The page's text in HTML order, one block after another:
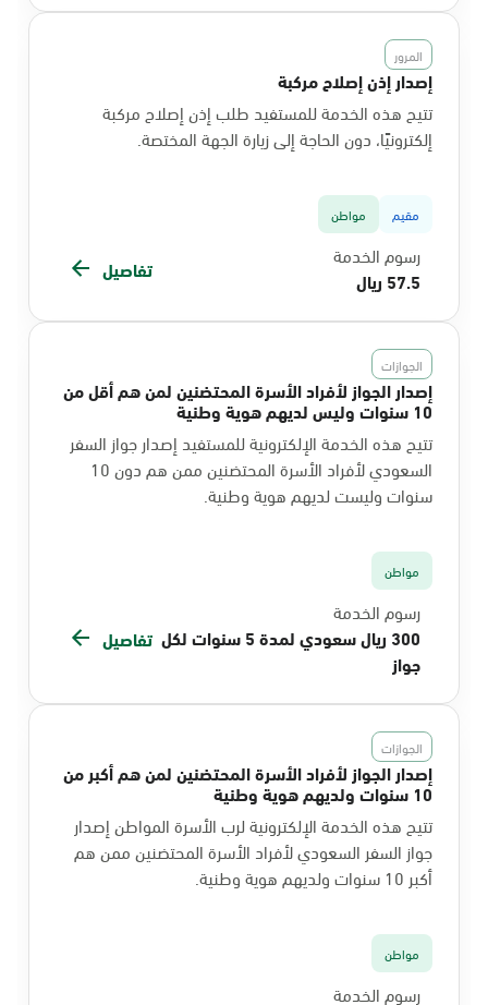
المرور
إصدار إذن إصلاح مركبة
تتيح هذه الخدمة للمستفيد طلب إذن إصلاح مركبة
إلكترونيًا، دون الحاجة إلى زيارة الجهة المختصة.
مقيم مواطن
رسوم الخدمة
57.5 ريال
تفاصيل
الجوازات
إصدار الجواز لأفراد الأسرة المحتضنين لمن هم أقل من
10 سنوات وليس لديهم هوية وطنية
تتيح هذه الخدمة الإلكترونية للمستفيد إصدار جواز السفر
السعودي لأفراد الأسرة المحتضنين ممن هم دون 10
سنوات وليست لديهم هوية وطنية.
مواطن
رسوم الخدمة
300 ريال سعودي لمدة 5 سنوات لكل
جواز
تفاصيل
الجوازات
إصدار الجواز لأفراد الأسرة المحتضنين لمن هم أكبر من
10 سنوات ولديهم هوية وطنية
تتيح هذه الخدمة الإلكترونية لرب الأسرة المواطن إصدار
جواز السفر السعودي لأفراد الأسرة المحتضنين ممن هم
أكبر 10 سنوات ولديهم هوية وطنية.
مواطن
رسوم الخدمة